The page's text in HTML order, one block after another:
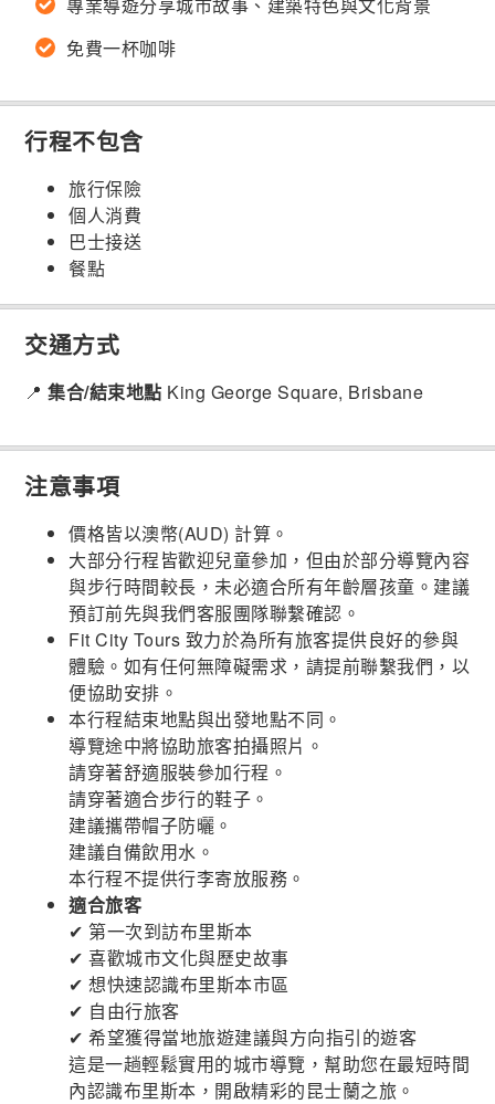
免費一杯咖啡
行程不包含
旅行保險
個人消費
巴士接送
餐點
交通方式
📍集合/結束地點 King George Square, Brisbane
注意事項
價格皆以澳幣(AUD) 計算。
大部分行程皆歡迎兒童參加，但由於部分導覽內容
與步行時間較長，未必適合所有年齡層孩童。建議
預訂前先與我們客服團隊聯繫確認。
Fit City Tours 致力於為所有旅客提供良好的參與
體驗。如有任何無障礙需求，請提前聯繫我們，以
便協助安排。
本行程結束地點與出發地點不同。
導覽途中將協助旅客拍攝照片。
請穿著舒適服裝參加行程。
請穿著適合步行的鞋子。
建議攜帶帽子防曬。
建議自備飲用水。
本行程不提供行李寄放服務。
適合旅客
✔ 第一次到訪布里斯本
✔ 喜歡城市文化與歷史故事
✔ 想快速認識布里斯本市區
✔ 自由行旅客
✔ 希望獲得當地旅遊建議與方向指引的遊客
這是一趟輕鬆實用的城市導覽，幫助您在最短時間
內認識布里斯本，開啟精彩的昆士蘭之旅。